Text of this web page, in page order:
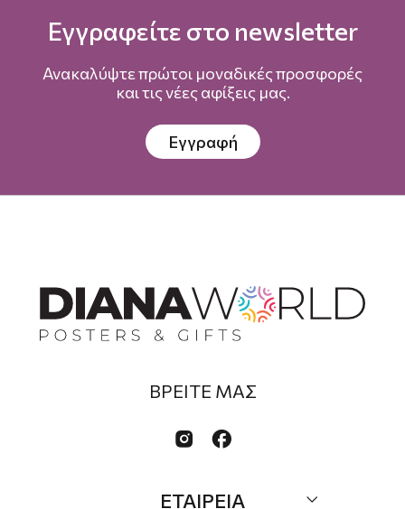
Εγγραφείτε στο newsletter
Ανακαλύψτε πρώτοι μοναδικές προσφορές
και τις νέες αφίξεις μας.
Εγγραφή
ΒΡΕΙΤΕ ΜΑΣ
 
ΕΤΑΙΡΕΙΑ